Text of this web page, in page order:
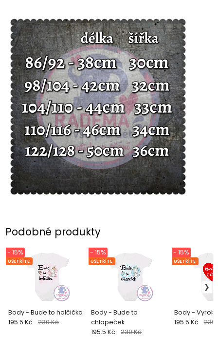
Podobné produkty
Body - Bude to holčička
UŠETŘÍTE
- 15%
195.5 Kč 230 Kč
Body - Bude to
chlapeček
UŠETŘÍTE
- 15%
195.5 Kč 230 Kč
Body -
UŠETŘÍTE
- 15%
195.5 Kč 230